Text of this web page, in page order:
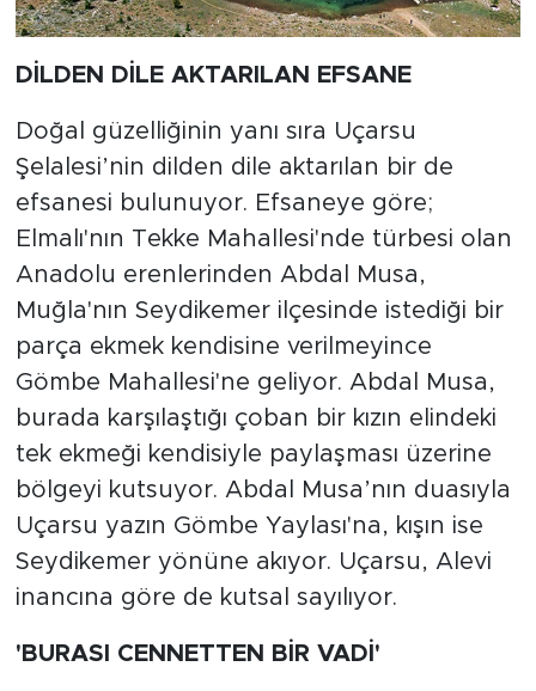
DİLDEN DİLE AKTARILAN EFSANE
Doğal güzelliğinin yanı sıra Uçarsu
Şelalesi’nin dilden dile aktarılan bir de
efsanesi bulunuyor. Efsaneye göre;
Elmalı'nın Tekke Mahallesi'nde türbesi olan
Anadolu erenlerinden Abdal Musa,
Muğla'nın Seydikemer ilçesinde istediği bir
parça ekmek kendisine verilmeyince
Gömbe Mahallesi'ne geliyor. Abdal Musa,
burada karşılaştığı çoban bir kızın elindeki
tek ekmeği kendisiyle paylaşması üzerine
bölgeyi kutsuyor. Abdal Musa’nın duasıyla
Uçarsu yazın Gömbe Yaylası'na, kışın ise
Seydikemer yönüne akıyor. Uçarsu, Alevi
inancına göre de kutsal sayılıyor.
'BURASI CENNETTEN BİR VADİ'